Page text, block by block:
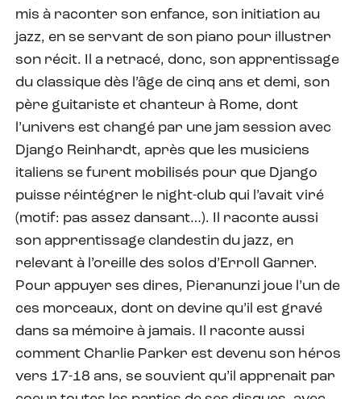
mis à raconter son enfance, son initiation au
jazz, en se servant de son piano pour illustrer
son récit. Il a retracé, donc, son apprentissage
du classique dès l’âge de cinq ans et demi, son
père guitariste et chanteur à Rome, dont
l’univers est changé par une jam session avec
Django Reinhardt, après que les musiciens
italiens se furent mobilisés pour que Django
puisse réintégrer le night-club qui l’avait viré
(motif: pas assez dansant…). Il raconte aussi
son apprentissage clandestin du jazz, en
relevant à l’oreille des solos d’Erroll Garner.
Pour appuyer ses dires, Pieranunzi joue l’un de
ces morceaux, dont on devine qu’il est gravé
dans sa mémoire à jamais. Il raconte aussi
comment Charlie Parker est devenu son héros
vers 17-18 ans, se souvient qu’il apprenait par